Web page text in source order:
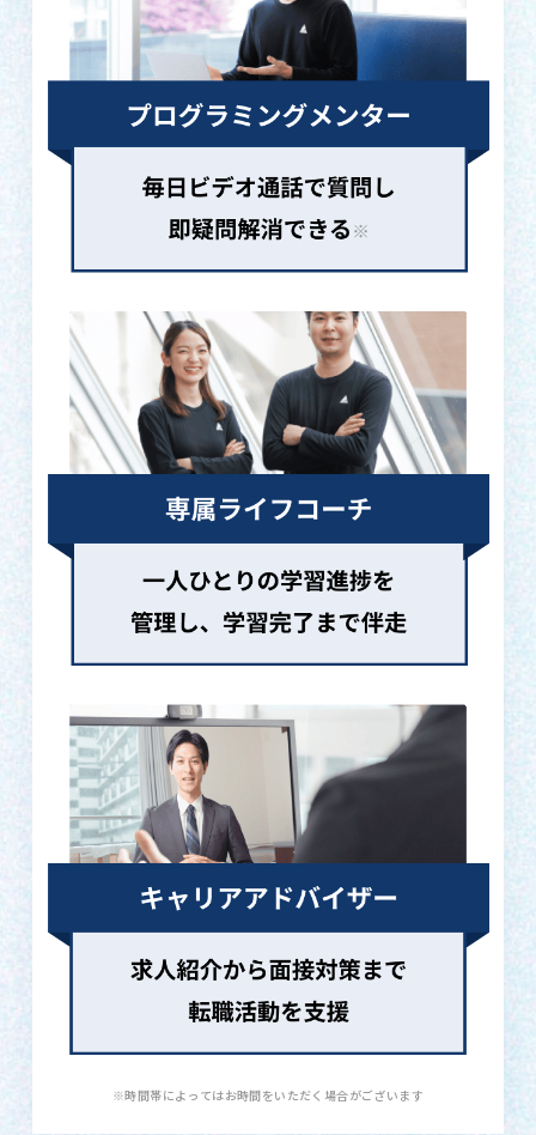
※時間帯によってはお時間をいただく場合がございます